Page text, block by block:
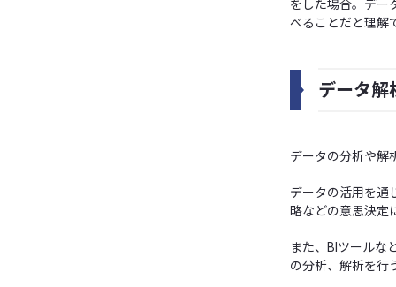
をした場合。デー
べることだと理解
データ解
データの分析や解
データの活用を通
略などの意思決定
また、BIツールな
の分析、解析を行